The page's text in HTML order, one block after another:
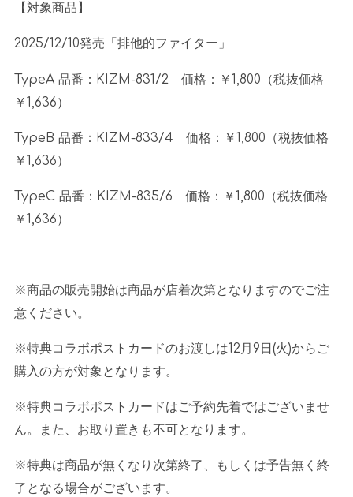
【対象商品】
2025/12/10発売「排他的ファイター」
TypeA 品番： KIZM-831/2 価格：￥1,800 （税抜価格
￥1,636）
TypeB 品番： KIZM-833/4 価格：￥1,800 （税抜価格
￥1,636）
TypeC 品番： KIZM-835/6 価格：￥1,800 （税抜価格
￥1,636）
※商品の販売開始は商品が店着次第となりますのでご注
意ください。
※特典コラボポストカードのお渡しは12月 9 日 (火)からご
購入の方が対象となります。
※特典コラボポストカードはご予約先着ではございませ
ん。また、お取り置きも不可となります。
※特典は商品が無くなり次第終了、もしくは予告無く終
了となる場合がございます。